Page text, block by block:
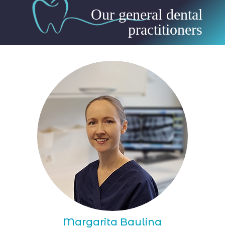
Our general dental
practitioners
Margarita Baulina